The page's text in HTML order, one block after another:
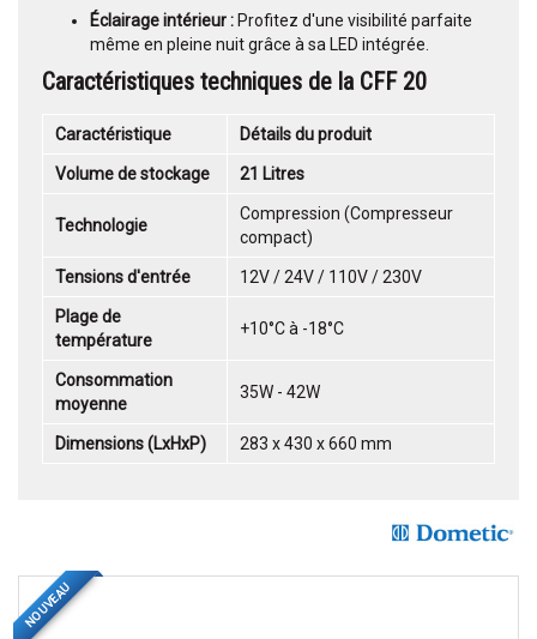
Éclairage intérieur : Profitez d'une visibilité parfaite
même en pleine nuit grâce à sa LED intégrée.
Caractéristiques techniques de la CFF 20
Caractéristique Détails du produit
Volume de stockage 21 Litres
Technologie
Compression (Compresseur
compact)
Tensions d'entrée 12V / 24V / 110V / 230V
Plage de
température
+10°C à -18°C
Consommation
moyenne
35W - 42W
Dimensions (LxHxP) 283 x 430 x 660 mm
NOUVEAU